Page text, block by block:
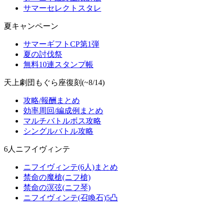
サマーセレクトスタレ
夏キャンペーン
サマーギフトCP第1弾
夏の討伐祭
無料10連スタンプ帳
天上劇団もぐら座復刻(~8/14)
攻略/報酬まとめ
効率周回/編成例まとめ
マルチバトルボス攻略
シングルバトル攻略
6人ニフイヴィンテ
ニフイヴィンテ(6人)まとめ
禁命の魔槍(ニフ槍)
禁命の溟弦(ニフ琴)
ニフイヴィンテ(召喚石)5凸